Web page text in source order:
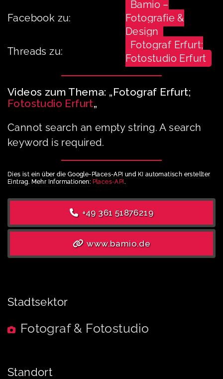
Facebook zu:
Bamio –
Fotografie &
Design
Threads zu:
Fotograf Erfurt;
Fotostudio Erfurt
Videos zum Thema: „Fotograf Erfurt;
Fotostudio Erfurt„
Cannot search an empty string. A search
keyword is required.
Dies ist ein über die Google-Places-API und KI automatisch erstellter
Eintrag. Mehr Informationen: Places-API.
+49 361 51876219
www.bamio.de
Stadtsektor
Fotograf & Fotostudio
Standort